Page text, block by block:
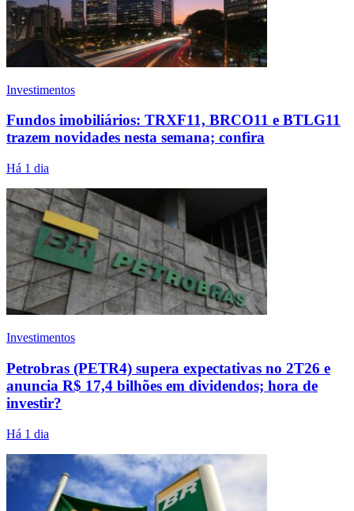
Investimentos
Fundos imobiliários: TRXF11, BRCO11 e BTLG11
trazem novidades nesta semana; confira
Há 1 dia
Investimentos
Petrobras (PETR4) supera expectativas no 2T26 e
anuncia R$ 17,4 bilhões em dividendos; hora de
investir?
Há 1 dia